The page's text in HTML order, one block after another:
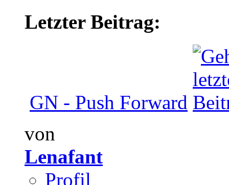
Letzter Beitrag:
GN - Push Forward
von
Lenafant
Profil